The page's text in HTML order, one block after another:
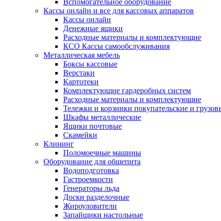
Вспомогательное оборудование
Кассы онлайн и все для кассовых аппаратов
Кассы онлайн
Денежные ящики
Расходные материалы и комплектующие
КСО Кассы самообслуживания
Металлическая мебель
Боксы кассовые
Верстаки
Картотеки
Комплектующие гардеробных систем
Расходные материалы и комплектующие
Тележки и корзинки покупательские и
Шкафы металлические
Ящики почтовые
Скамейки
Клининг
Поломоечные машины
Оборудование для общепита
Водоподготовка
Гастроемкости
Генераторы льда
Доски разделочные
Жироуловители
Запайщики настольные